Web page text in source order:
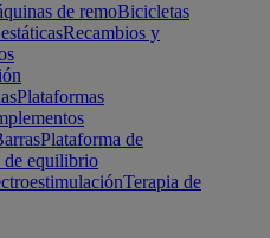
de remoBicicletas
Recambios y
Plataformas
Plataforma de
de equilibrio
Terapia de